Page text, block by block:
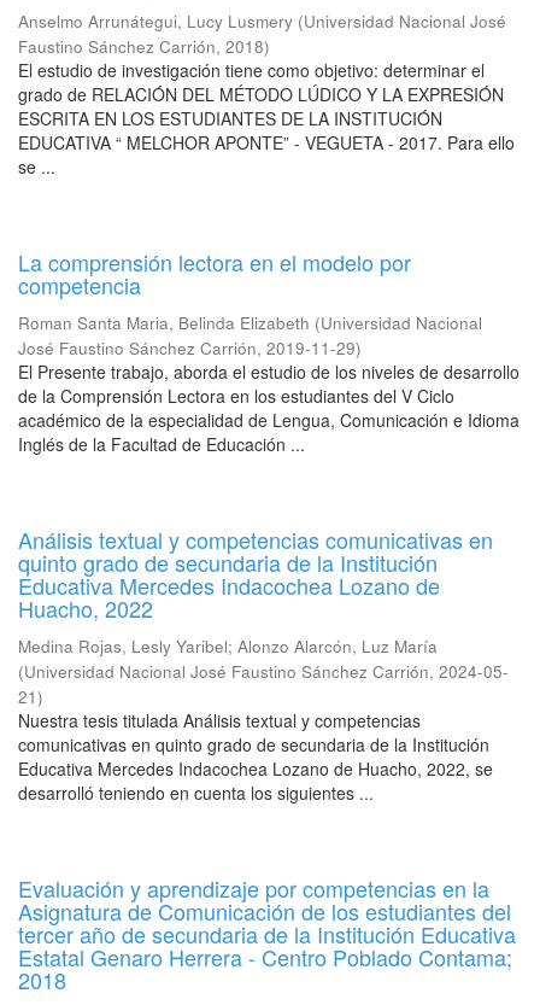
Anselmo Arrunátegui, Lucy Lusmery (Universidad Nacional José
Faustino Sánchez Carrión, 2018)
El estudio de investigación tiene como objetivo: determinar el
grado de RELACIÓN DEL MÉTODO LÚDICO Y LA EXPRESIÓN
ESCRITA EN LOS ESTUDIANTES DE LA INSTITUCIÓN
EDUCATIVA “ MELCHOR APONTE” - VEGUETA - 2017. Para ello
se ...
La comprensión lectora en el modelo por
competencia
Roman Santa Maria, Belinda Elizabeth (Universidad Nacional
José Faustino Sánchez Carrión, 2019-11-29)
El Presente trabajo, aborda el estudio de los niveles de desarrollo
de la Comprensión Lectora en los estudiantes del V Ciclo
académico de la especialidad de Lengua, Comunicación e Idioma
Inglés de la Facultad de Educación ...
Análisis textual y competencias comunicativas en
quinto grado de secundaria de la Institución
Educativa Mercedes Indacochea Lozano de
Huacho, 2022
Medina Rojas, Lesly Yaribel; Alonzo Alarcón, Luz María
(Universidad Nacional José Faustino Sánchez Carrión, 2024-05-
21)
Nuestra tesis titulada Análisis textual y competencias
comunicativas en quinto grado de secundaria de la Institución
Educativa Mercedes Indacochea Lozano de Huacho, 2022, se
desarrolló teniendo en cuenta los siguientes ...
Evaluación y aprendizaje por competencias en la
Asignatura de Comunicación de los estudiantes del
tercer año de secundaria de la Institución Educativa
Estatal Genaro Herrera - Centro Poblado Contama;
2018